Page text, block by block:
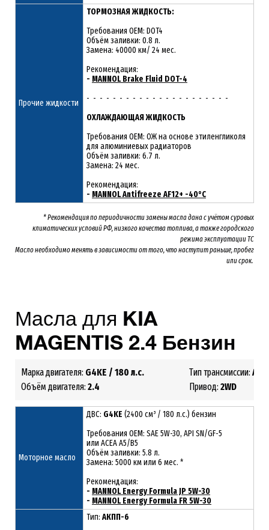
Прочие жидкости
ТОРМОЗНАЯ ЖИДКОСТЬ:
Требования OEM: DOT4
Объём заливки: 0.8 л.
Замена: 40000 км/ 24 мес.
Рекомендация:
- MANNOL Brake Fluid DOT-4
- - - - - - - - - - - - - - - - - - - - - -
ОХЛАЖДАЮЩАЯ ЖИДКОСТЬ
Требования OEM: ОЖ на основе этиленгликоля
для алюминиевых радиаторов
Объём заливки: 6.7 л.
Замена: 24 мес.
Рекомендация:
- MANNOL Antifreeze AF12+ -40°C
* Рекомендация по периодичности замены масла дана с учётом суровых
климатических условий РФ, низкого качества топлива, а также городского
режима эксплуатации ТС
Масло необходимо менятьв зависимости от того, что наступит раньше, пробег
или срок.
Масла для KIA
MAGENTIS 2.4 Бензин
Марка двигателя: G4KE / 180 л.с.
Объём двигателя: 2.4
Тип трансмиссии:
Привод: 2WD
Моторное масло
ДВС: G4KE (2400 см³ / 180 л.с.) бензин
Требования ОЕМ: SAE 5W-30, API SN/GF-5
или ACEA A5/B5
Объём заливки: 5.8 л.
Замена: 5000 км или 6 мес. *
Рекомендация:
- MANNOL Energy Formula JP 5W-30
- MANNOL Energy Formula FR 5W-30
Тип: АКПП-6